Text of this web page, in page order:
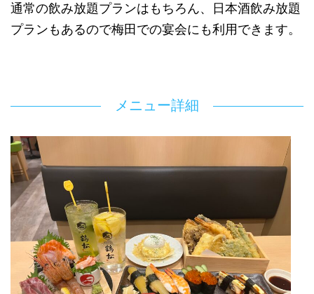
通常の飲み放題プランはもちろん、日本酒飲み放題
プランもあるので梅田での宴会にも利用できます。
メニュー詳細